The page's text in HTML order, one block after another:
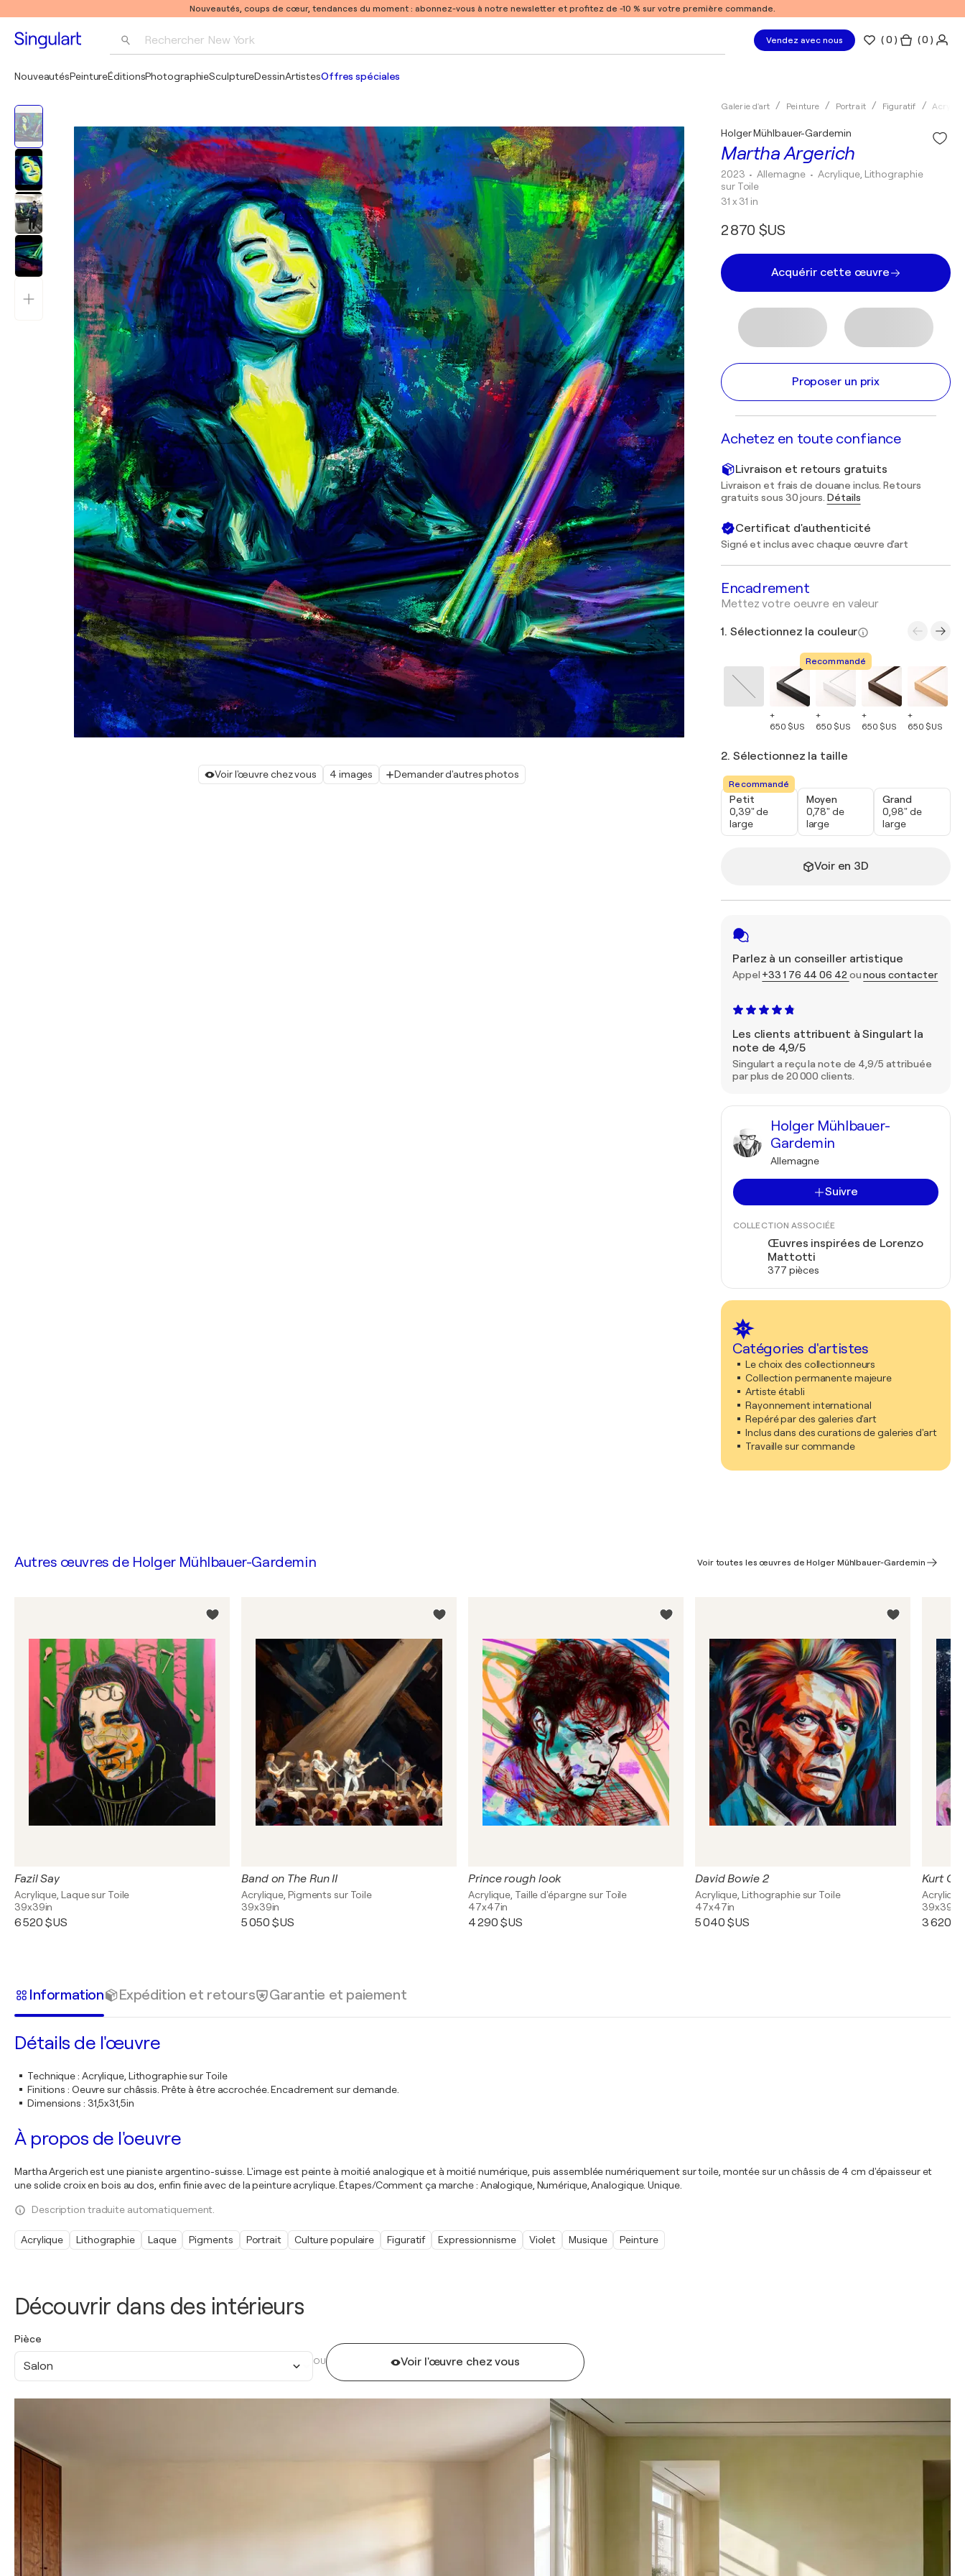
Nouveautés, coups de cœur, tendances du moment : abonnez-vous à notre newsletter et profitez de -10 % sur votre première commande.
Rechercher New York
Pablo Picasso
Vendez avec nous (0 ) ( 0 )
NouveautésPeintureÉditionsPhotographieSculptureDessinArtistesOffres spéciales
Voir l'œuvre chez vous 4 images Demander d'autres photos
Galerie d'art Peinture Portrait Figuratif
Martha Argerich
Holger Mühlbauer-Gardemin
2023 • Allemagne • Acrylique, Lithographie
sur Toile
31 x 31 in
2 870 $US
Acquérir cette œuvre
Proposer un prix
Achetez en toute confiance
Livraison et retours gratuits
Livraison et frais de douane inclus. Retours
gratuits sous 30 jours. Détails
Certificat d'authenticité
Signé et inclus avec chaque œuvre d'art
Encadrement
Mettez votre oeuvre en valeur
1. Sélectionnez la couleur
+
650 $US
Recommandé
+
650 $US
+
650 $US
+
650 $US
2. Sélectionnez la taille
Recommandé
Petit
0,39" de
large
Moyen
0,78" de
large
Grand
0,98" de
large
Voir en 3D
Parlez à un conseiller artistique
Appel +33 1 76 44 06 42 ounous contacter
Les clients attribuent à Singulart la
note de 4,9/5
Singulart a reçu la note de 4,9/5 attribuée
par plus de 20 000 clients.
Holger Mühlbauer-
Gardemin
Allemagne
Suivre
COLLECTION ASSOCIÉE
Œuvres inspirées de Lorenzo
Mattotti
377 pièces
Catégories d'artistes
Le choix des collectionneurs
Collection permanente majeure
Artiste établi
Rayonnement international
Repéré par des galeries d'art
Inclus dans des curations de galeries d'art
Travaille sur commande
Découvrir dans des intérieurs
Pièce
Salon OU Voir l'œuvre chez vous
Autres œuvres de Holger Mühlbauer-Gardemin Voir toutes les œuvres de Holger Mühlbauer-Gardemin
Fazil Say
Acrylique, Laque sur Toile
39x39in
6 520 $US
Band on The Run II
Acrylique, Pigments sur Toile
39x39in
5 050 $US
Prince rough look
Acrylique, Taille d'épargne sur Toile
47x47in
4 290 $US
David Bowie 2
Acrylique, Lithographie sur Toile
47x47in
5 040 $US
Kurt
39x39in
3 620
Information Expédition et retours Garantie et paiement
Détails de l'œuvre
Technique: Acrylique, Lithographie sur Toile
Finitions : Oeuvre sur châssis. Prête à être accrochée. Encadrement sur demande.
Dimensions : 31,5x31,5in
À propos de l'oeuvre
Martha Argerich est une pianiste argentino-suisse. L'image est peinte à moitié analogique et à moitié numérique, puis assemblée numériquement sur toile, montée sur un châssis de 4 cm d'épaisseur et
une solide croix en bois au dos, enfin finie avec de la peinture acrylique. Étapes/Comment ça marche : Analogique, Numérique, Analogique. Unique.
Description traduite automatiquement.
Acrylique Lithographie Laque Pigments Portrait Culture populaire Figuratif Expressionnisme Violet Musique Peinture